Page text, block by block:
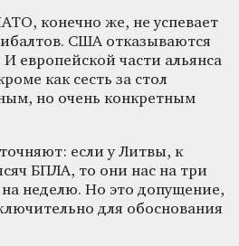
конечно же, не успевает
США отказываются
И европейской части альянса
как сесть за стол
но очень конкретным
если у Литвы, к
БПЛА, то они нас на три
неделю. Но это допущение,
для обоснования